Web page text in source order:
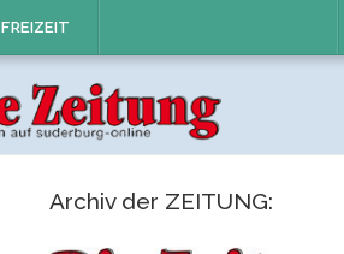
FREIZEIT
Archiv der ZEITUNG: